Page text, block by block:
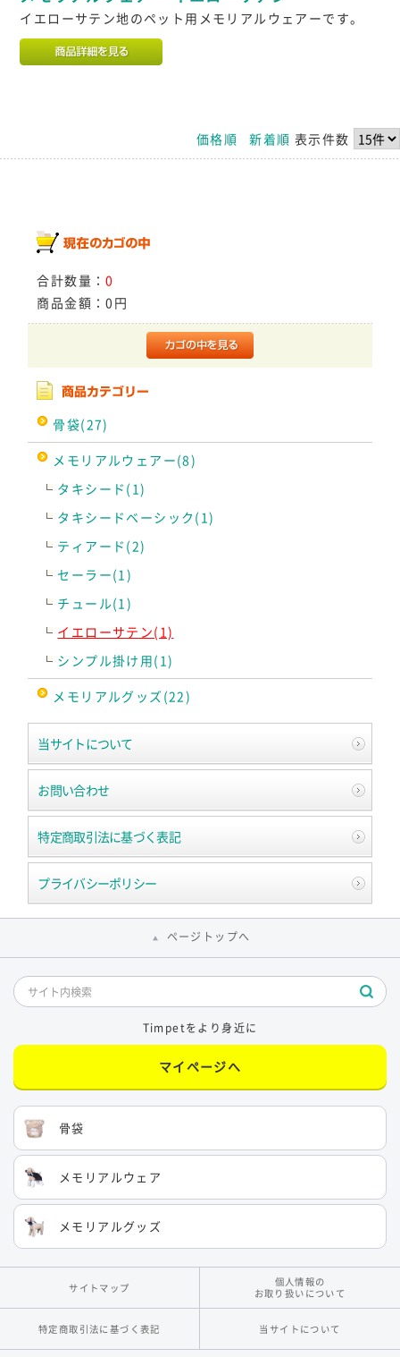
イエローサテン地のペット用メモリアルウェアーです。
価格順 新着順 表示件数
合計数量：0
商品金額：0円
骨袋(27)
メモリアルウェアー(8)
タキシード(1)
タキシードベーシック(1)
ティアード(2)
セーラー(1)
チュール(1)
イエローサテン(1)
シンプル掛け用(1)
メモリアルグッズ(22)
当サイトについて
お問い合わせ
特定商取引法に基づく表記
プライバシーポリシー
ページトップへ
Timpetをより身近に
マイページへ
骨袋
メモリアルウェア
メモリアルグッズ
サイトマップ
個人情報の
お取り扱いについて
特定商取引法に基づく表記 当サイトについて